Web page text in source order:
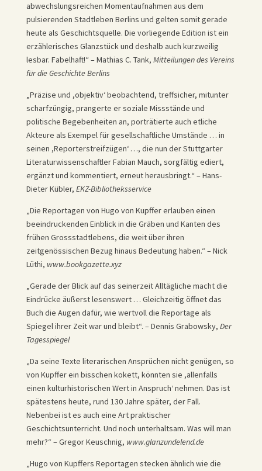
abwechslungsreichen Momentaufnahmen aus dem
pulsierenden Stadtleben Berlins und gelten somit gerade
heute als Geschichtsquelle. Die vorliegende Edition ist ein
erzählerisches Glanzstück und deshalb auch kurzweilig
lesbar. Fabelhaft!“ – Mathias C. Tank, Mitteilungen des Vereins
für die Geschichte Berlins
„Präzise und ,objektiv‘ beobachtend, treffsicher, mitunter
scharfzüngig, prangerte er soziale Missstände und
politische Begebenheiten an, porträtierte auch etliche
Akteure als Exempel für gesellschaftliche Umstände … in
seinen ,Reporterstreifzügen‘ …, die nun der Stuttgarter
Literaturwissenschaftler Fabian Mauch, sorgfältig ediert,
ergänzt und kommentiert, erneut herausbringt.“ – Hans-
Dieter Kübler, EKZ-Bibliotheksservice
„Die Reportagen von Hugo von Kupffer erlauben einen
beeindruckenden Einblick in die Gräben und Kanten des
frühen Grossstadtlebens, die weit über ihren
zeitgenössischen Bezug hinaus Bedeutung haben.“ – Nick
Lüthi, www.bookgazette.xyz
„Gerade der Blick auf das seinerzeit Alltägliche macht die
Eindrücke äußerst lesenswert … Gleichzeitig öffnet das
Buch die Augen dafür, wie wertvoll die Reportage als
Spiegel ihrer Zeit war und bleibt“. – Dennis Grabowsky, Der
Tagesspiegel
„Da seine Texte literarischen Ansprüchen nicht genügen, so
von Kupffer ein bisschen kokett, könnten sie ,allenfalls
einen kulturhistorischen Wert in Anspruch‘ nehmen. Das ist
spätestens heute, rund 130 Jahre später, der Fall.
Nebenbei ist es auch eine Art praktischer
Geschichtsunterricht. Und noch unterhaltsam. Was will man
mehr?“ – Gregor Keuschnig, www.glanzundelend.de
„Hugo von Kupffers Reportagen stecken ähnlich wie die